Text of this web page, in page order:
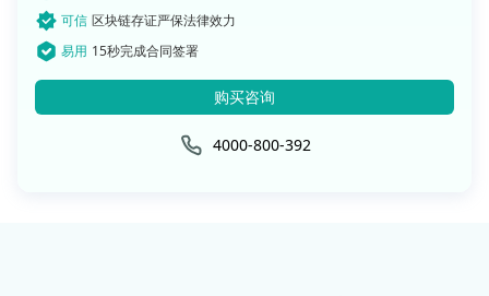
可信 区块链存证严保法律效力
易用 15秒完成合同签署
购买咨询
4000-800-392